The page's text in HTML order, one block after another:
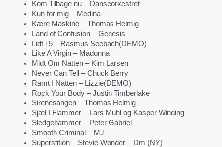
Kom Tilbage nu – Danseorkestret
Kun for mig – Medina
Kære Maskine – Thomas Helmig
Land of Confusion – Genesis
Lidt i 5 – Rasmus Seebach(DEMO)
Like A Virgin – Madonna
Midt Om Natten – Kim Larsen
Never Can Tell – Chuck Berry
Ramt I Natten – Lizzie(DEMO)
Rock Your Body – Justin Timberlake
Sirenesangen – Thomas Helmig
Sjæl I Flammer – Lars Muhl og Kasper Winding
Sledgehammer – Peter Gabriel
Smooth Criminal – MJ
Superstition – Stevie Wonder – Dm (NY)